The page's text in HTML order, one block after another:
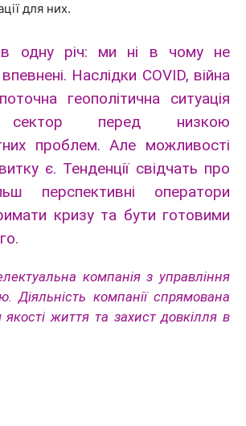
для них.
одну річ: ми ні в чому не
Наслідки COVID, війна
геополітична ситуація
сектор перед низкою
проблем. Але можливості
є. Тенденції свідчать про
перспективні оператори
кризу та бути готовими
компанія з управління
Діяльність компанії спрямована
життя та захист довкілля в